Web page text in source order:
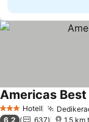
3 StjärnorHotell
Americas
6,2 637 1.5 km